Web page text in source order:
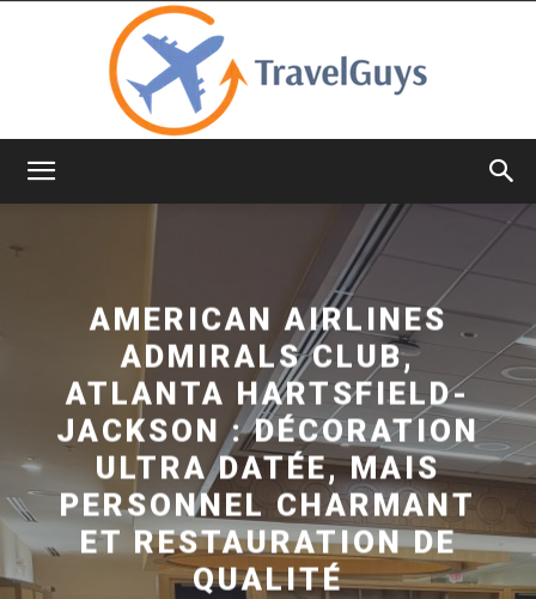
AMERICAN AIRLINES
ADMIRALS CLUB,
ATLANTA HARTSFIELD-
JACKSON : DÉCORATION
ULTRA DATÉE, MAIS
PERSONNEL CHARMANT
ET RESTAURATION DE
QUALITÉ